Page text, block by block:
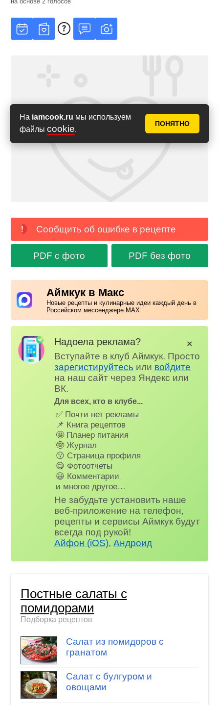
На iamcook.ru мы используем
файлы cookie.
ПОНЯТНО
Сообщить об ошибке в рецепте
PDF с фото PDF без фото
Аймкук в Макс
Новые рецепты и кулинарные идеи каждый день в
Российском мессенджере MAX
Надоела реклама?
Вступайте в клуб Аймкук. Просто
зарегистируйтесь или войдите
на наш сайт через Яндекс или
ВК.
Для всех, кто в клубе...
✅ Почти нет рекламы
📌 Книга рецептов
🤩 Планер питания
🤓 Журнал
😗 Страница профиля
😋 Фотоотчеты
😃 Комментарии
и многое другое…
Не забудьте установить наше
веб-приложение на телефон,
рецепты и сервисы Аймкук будут
всегда под рукой!
Айфон (iOS),Андроид
✕
Постные салаты с
помидорами
Подборка рецептов
Салат из помидоров с
гранатом
Салат с булгуром и
овощами